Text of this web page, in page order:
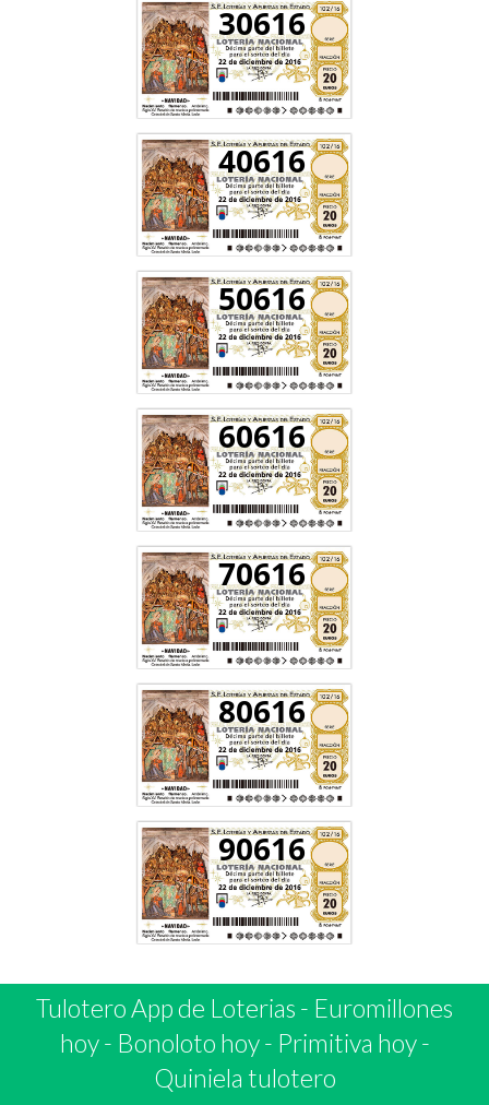
30616
40616
50616
60616
70616
80616
90616
Tulotero App de Loterias - Euromillones
hoy- Bonoloto hoy- Primitiva hoy-
Quiniela tulotero